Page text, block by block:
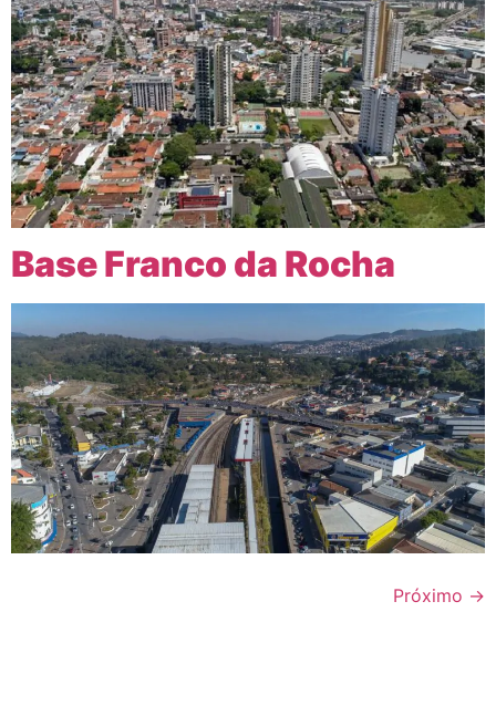
Base Franco da Rocha
Próximo →